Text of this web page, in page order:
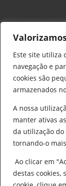
Este site utiliza
navegação e
cookies são
armazenados
A nossa
manter ativas
da utilização
tornando-o
Ao clicar em
destas cookies,
Delarobia
912 441 514
R. António
2820-287 •